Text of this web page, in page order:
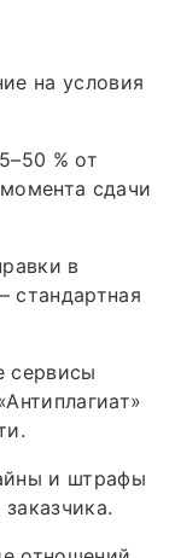
на условия
% от
сдачи
в
стандартная
сервисы
и штрафы